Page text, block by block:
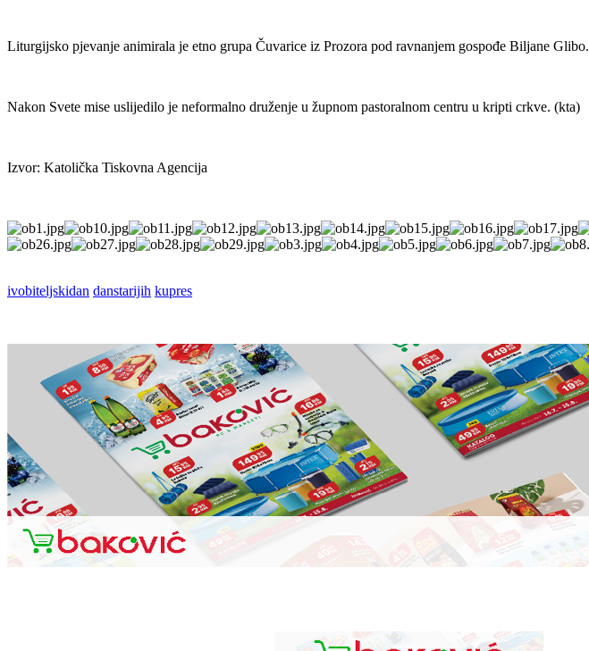
Liturgijsko pjevanje animirala je etno grupa Čuvarice iz Prozora pod ravnanjem gospođe Biljane Glibo.
Nakon Svete mise uslijedilo je neformalno druženje u župnom pastoralnom centru u kripti crkve. (kta)
Izvor: Katolička Tiskovna Agencija
ivobiteljskidan danstarijih kupres